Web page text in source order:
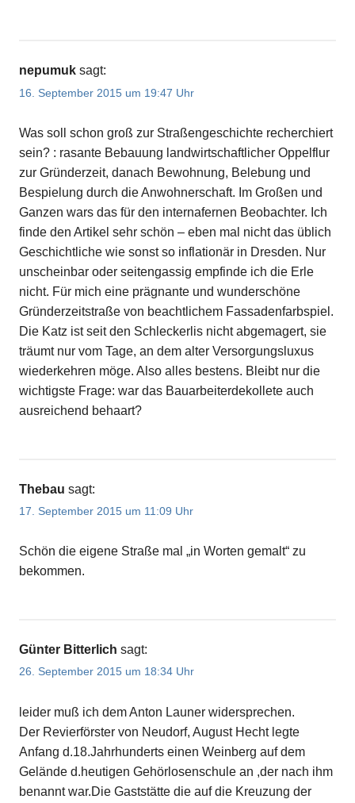
nepumuk sagt:
16. September 2015 um 19:47 Uhr
Was soll schon groß zur Straßengeschichte recherchiert
sein? : rasante Bebauung landwirtschaftlicher Oppelflur
zur Gründerzeit, danach Bewohnung, Belebung und
Bespielung durch die Anwohnerschaft. Im Großen und
Ganzen wars das für den internafernen Beobachter. Ich
finde den Artikel sehr schön – eben mal nicht das üblich
Geschichtliche wie sonst so inflationär in Dresden. Nur
unscheinbar oder seitengassig empfinde ich die Erle
nicht. Für mich eine prägnante und wunderschöne
Gründerzeitstraße von beachtlichem Fassadenfarbspiel.
Die Katz ist seit den Schleckerlis nicht abgemagert, sie
träumt nur vom Tage, an dem alter Versorgungsluxus
wiederkehren möge. Also alles bestens. Bleibt nur die
wichtigste Frage: war das Bauarbeiterdekollete auch
ausreichend behaart?
Thebau sagt:
17. September 2015 um 11:09 Uhr
Schön die eigene Straße mal „in Worten gemalt“ zu
bekommen.
Günter Bitterlich sagt:
26. September 2015 um 18:34 Uhr
leider muß ich dem Anton Launer widersprechen.
Der Revierförster von Neudorf, August Hecht legte
Anfang d.18.Jahrhunderts einen Weinberg auf dem
Gelände d.heutigen Gehörlosenschule an ,der nach ihm
benannt war.Die Gaststätte die auf die Kreuzung der